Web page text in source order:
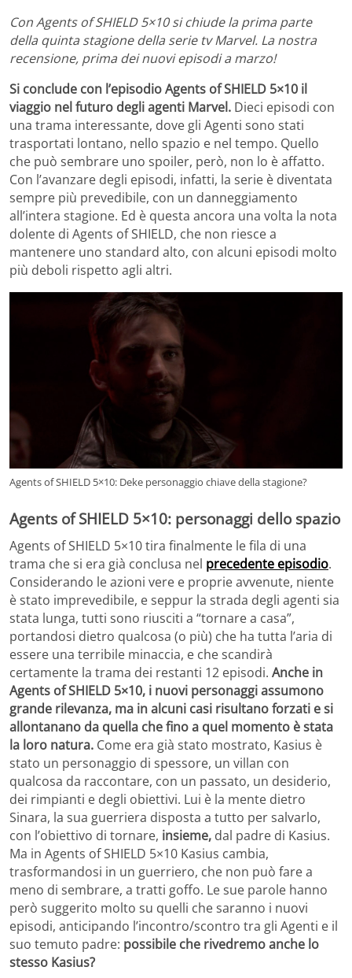
Con Agents of SHIELD 5×10 si chiude la prima parte
della quinta stagione della serie tv Marvel. La nostra
recensione, prima dei nuovi episodi a marzo!
Si conclude con l’episodio Agents of SHIELD 5×10 il
viaggio nel futuro degli agenti Marvel. Dieci episodi con
una trama interessante, dove gli Agenti sono stati
trasportati lontano, nello spazio e nel tempo. Quello
che può sembrare uno spoiler, però, non lo è affatto.
Con l’avanzare degli episodi, infatti, la serie è diventata
sempre più prevedibile, con un danneggiamento
all’intera stagione. Ed è questa ancora una volta la nota
dolente di Agents of SHIELD, che non riesce a
mantenere uno standard alto, con alcuni episodi molto
più deboli rispetto agli altri.
Agents of SHIELD 5×10: Deke personaggio chiave della stagione?
Agents of SHIELD 5×10: personaggi dello spazio
Agents of SHIELD 5×10 tira finalmente le fila di una
trama che si era già conclusa nel precedente episodio.
Considerando le azioni vere e proprie avvenute, niente
è stato imprevedibile, e seppur la strada degli agenti sia
stata lunga, tutti sono riusciti a “tornare a casa”,
portandosi dietro qualcosa (o più) che ha tutta l’aria di
essere una terribile minaccia, e che scandirà
certamente la trama dei restanti 12 episodi. Anche in
Agents of SHIELD 5×10, i nuovi personaggi assumono
grande rilevanza, ma in alcuni casi risultano forzati e si
allontanano da quella che fino a quel momento è stata
la loro natura. Come era già stato mostrato, Kasius è
stato un personaggio di spessore, un villan con
qualcosa da raccontare, con un passato, un desiderio,
dei rimpianti e degli obiettivi. Lui è la mente dietro
Sinara, la sua guerriera disposta a tutto per salvarlo,
con l’obiettivo di tornare, insieme, dal padre di Kasius.
Ma in Agents of SHIELD 5×10 Kasius cambia,
trasformandosi in un guerriero, che non può fare a
meno di sembrare, a tratti goffo. Le sue parole hanno
però suggerito molto su quelli che saranno i nuovi
episodi, anticipando l’incontro/scontro tra gli Agenti e il
suo temuto padre: possibile che rivedremo anche lo
stesso Kasius?